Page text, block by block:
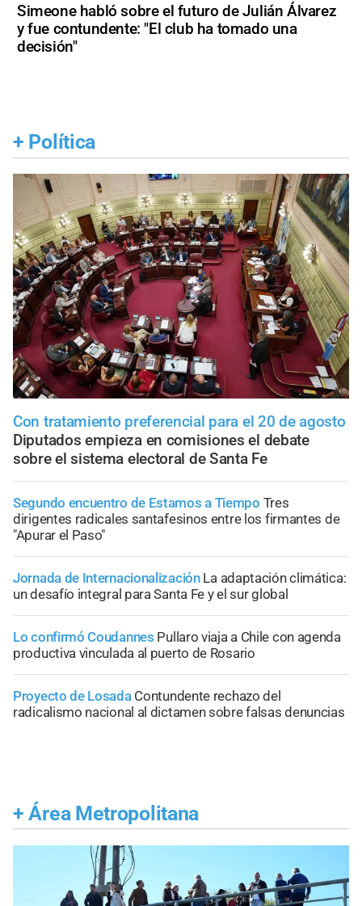
Simeone habló sobre el futuro de Julián Álvarez
y fue contundente: "El club ha tomado una
decisión"
+ Política
Con tratamiento preferencial para el 20 de agosto
Diputados empieza en comisiones el debate
sobre el sistema electoral de Santa Fe
Segundo encuentro de Estamos a Tiempo Tres
dirigentes radicales santafesinos entre los firmantes de
"Apurar el Paso"
Jornada de Internacionalización La adaptación climática:
un desafío integral para Santa Fe y el sur global
Lo confirmó Coudannes Pullaro viaja a Chile con agenda
productiva vinculada al puerto de Rosario
Proyecto de Losada Contundente rechazo del
radicalismo nacional al dictamen sobre falsas denuncias
+ Área Metropolitana